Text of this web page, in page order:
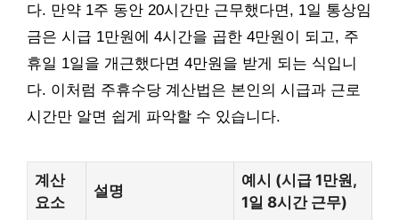
다. 만약 1주 동안 20시간만 근무했다면, 1일 통상임
금은 시급 1만원에 4시간을 곱한 4만원이 되고, 주
휴일 1일을 개근했다면 4만원을 받게 되는 식입니
다. 이처럼 주휴수당 계산법은 본인의 시급과 근로
시간만 알면 쉽게 파악할 수 있습니다.
계산
요소
설명
예시 (시급 1만원,
1일 8시간 근무)